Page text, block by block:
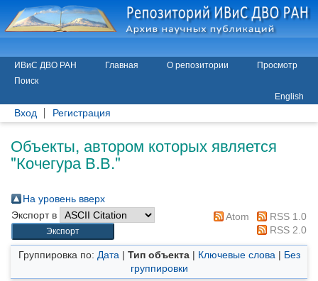
ИВиС ДВО РАН Главная О репозитории
Просмотр
Поиск
English
Вход Регистрация
Объекты, автором которых является
"Кочегура В.В."
На уровень вверх
Экспорт в
Atom
RSS 1.0
RSS 2.0
Группировка по: Дата | Тип объекта| Ключевые слова | Без
группировки